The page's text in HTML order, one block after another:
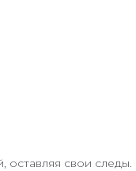
оставляя свои следы.